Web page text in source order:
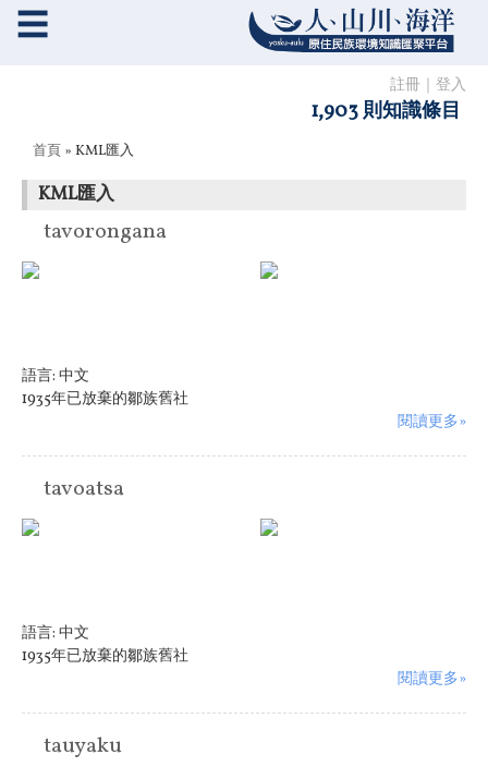
註冊 登入
1,903 則知識條目
☰
您在這裡
首頁 » KML匯入
KML匯入
tavorongana
語言: 中文
1935年已放棄的鄒族舊社
閱讀更多»
tavoatsa
語言: 中文
1935年已放棄的鄒族舊社
閱讀更多»
tauyaku